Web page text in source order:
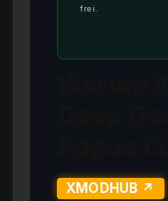
frei.
XMODHUB ↗